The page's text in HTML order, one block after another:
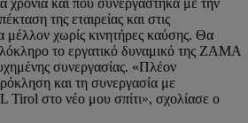
χρόνια και που συνεργάστηκα με την
της εταιρείας και στις
μέλλον χωρίς κινητήρες καύσης. Θα
το εργατικό δυναμικό της ZAMA
συνεργασίας. «Πλέον
και τη συνεργασία με
Tirol στο νέο μου σπίτι», σχολίασε ο